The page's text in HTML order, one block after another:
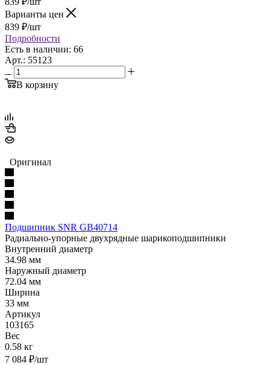
Варианты цен
839 ₽/шт
Подробности
Есть в наличии: 66
Арт.: 55123
В корзину
Оригинал
Подшипник SNR GB40714
Радиально-упорные двухрядные шарикоподшипники
Внутренний диаметр
34.98 мм
Наружный диаметр
72.04 мм
Ширина
33 мм
Артикул
103165
Вес
0.58 кг
7 084 ₽/шт